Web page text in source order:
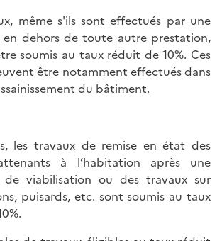
même s'ils sont effectués par une
en dehors de toute autre prestation,
soumis au taux réduit de 10%. Ces
être notamment effectués dans
du bâtiment.
les travaux de remise en état des
à l’habitation après une
de viabilisation ou des travaux sur
puisards, etc. sont soumis au taux